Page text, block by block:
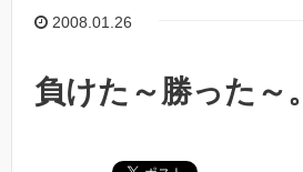
2008.01.26
負けた～勝った～。